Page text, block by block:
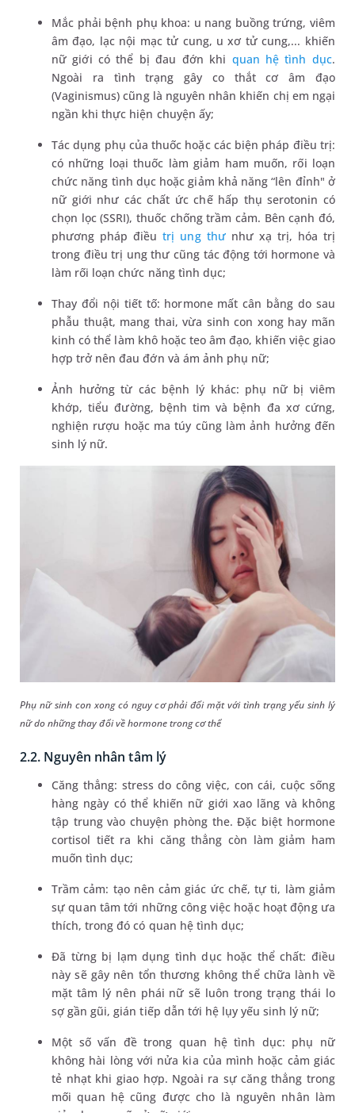
Mắc phải bệnh phụ khoa: u nang buồng trứng, viêm
âm đạo, lạc nội mạc tử cung, u xơ tử cung,... khiến
nữ giới có thể bị đau đớn khi quan hệ tình dục.
Ngoài ra tình trạng gây co thắt cơ âm đạo
(Vaginismus) cũng là nguyên nhân khiến chị em ngại
ngần khi thực hiện chuyện ấy;
Tác dụng phụ của thuốc hoặc các biện pháp điều trị:
có những loại thuốc làm giảm ham muốn, rối loạn
chức năng tình dục hoặc giảm khả năng “lên đỉnh" ở
nữ giới như các chất ức chế hấp thụ serotonin có
chọn lọc (SSRI), thuốc chống trầm cảm. Bên cạnh đó,
phương pháp điềutrị ung thưnhư xạ trị, hóa trị
trong điều trị ung thư cũng tác động tới hormone và
làm rối loạn chức năng tình dục;
Thay đổi nội tiết tố: hormone mất cân bằng do sau
phẫu thuật, mang thai, vừa sinh con xong hay mãn
kinh có thể làm khô hoặc teo âm đạo, khiến việc giao
hợp trở nên đau đớn và ám ảnh phụ nữ;
Ảnh hưởng từ các bệnh lý khác: phụ nữ bị viêm
khớp, tiểu đường, bệnh tim và bệnh đa xơ cứng,
nghiện rượu hoặc ma túy cũng làm ảnh hưởng đến
sinh lý nữ.
Phụ nữ sinh con xong có nguy cơ phải đối mặt với tình trạng yếu sinh lý
nữ do những thay đổi về hormone trong cơ thể
2.2. Nguyên nhân tâm lý
Căng thẳng: stress do công việc, con cái, cuộc sống
hàng ngày có thể khiến nữ giới xao lãng và không
tập trung vào chuyện phòng the. Đặc biệt hormone
cortisol tiết ra khi căng thẳng còn làm giảm ham
muốn tình dục;
Trầm cảm: tạo nên cảm giác ức chế, tự ti, làm giảm
sự quan tâm tới những công việc hoặc hoạt động ưa
thích, trong đó có quan hệ tình dục;
Đã từng bị lạm dụng tình dục hoặc thể chất: điều
này sẽ gây nên tổn thương không thể chữa lành về
mặt tâm lý nên phái nữ sẽ luôn trong trạng thái lo
sợ gần gũi, gián tiếp dẫn tới hệ lụy yếu sinh lý nữ;
Một số vấn đề trong quan hệ tình dục: phụ nữ
không hài lòng với nửa kia của mình hoặc cảm giác
tẻ nhạt khi giao hợp. Ngoài ra sự căng thẳng trong
mối quan hệ cũng được cho là nguyên nhân làm